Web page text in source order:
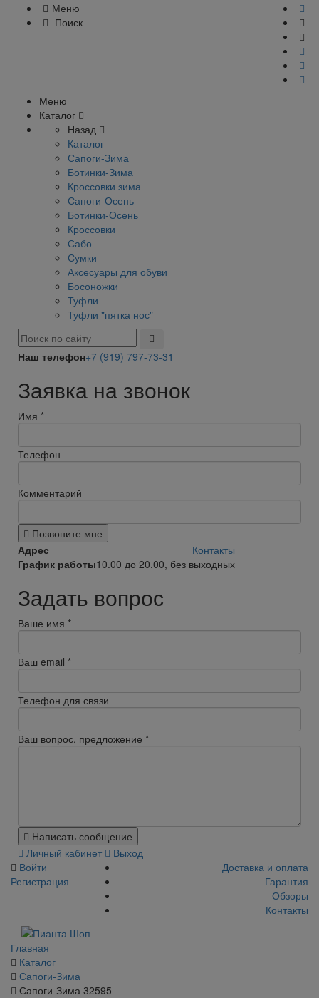
Меню
Поиск
Меню
Каталог
Назад
Каталог
Сапоги-Зима
Ботинки-Зима
Кроссовки зима
Сапоги-Осень
Ботинки-Осень
Кроссовки
Сабо
Сумки
Аксесуары для обуви
Босоножки
Туфли
Туфли "пятка нос"
Наш телефон+7 (919) 797-73-31
Заявка на звонок
Имя *
Телефон
Комментарий
Позвоните мне
Адрес
Контакты
График работы10.00 до 20.00, без выходных
Задать вопрос
Ваше имя *
Ваш email *
Телефон для связи
Ваш вопрос, предложение *
Написать сообщение
Личный кабинет
Выход
Войти
Регистрация
Доставка и оплата
Гарантия
Обзоры
Контакты
Главная
Каталог
Сапоги-Зима
Сапоги-Зима 32595